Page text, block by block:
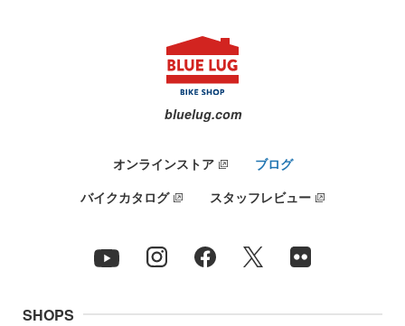
bluelug.com
オンラインストア
ブログ
バイクカタログ
スタッフレビュー
SHOPS